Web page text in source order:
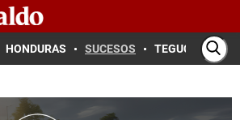
HONDURAS SUCESOS TEGUCIGALPA